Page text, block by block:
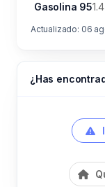
Gasolina 95
Actualizado: 06
¿Has